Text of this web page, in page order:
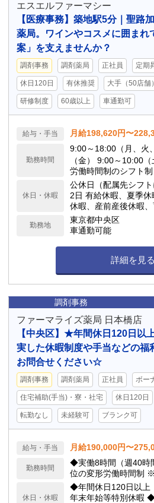
エスエルファーマシー
【医療事務】築地駅5分｜聖路
薬局。ワインやコスメに囲まれ
案」を支えませんか？
調剤事務 調剤薬局 正社員 定期
休日120日 有休推奨 大手（50店舗）
研修制度 60歳以上 車通勤可
給与・手当 月給198,620円〜
勤務時間
9:00～18:00（月、火
（金） 9:00～10:00
労働時間制のシフト制
休日・休暇
公休日（配属先シフ
2日 有給休暇、夏季
休暇、産前産後休暇、
フレッシュ休暇、 子
勤務地
東京都中央区
車通勤可能
詳細を見る
調剤事務
ファーマライズ薬局 日本橋店
【中央区】★年間休日120日以
実した休暇制度や手当などの
お問合せください☆
調剤事務 調剤薬局 正社員 ボー
住宅補助(手当)・寮・社宅 休日120日
転勤なし 未経験可 ブランク可
給与・手当 月給190,000円〜
勤務時間
◆実働8時間（週40時
位の変形労働時間制
休日・休暇
◆年間休日120日以上
年末年始等特別休暇